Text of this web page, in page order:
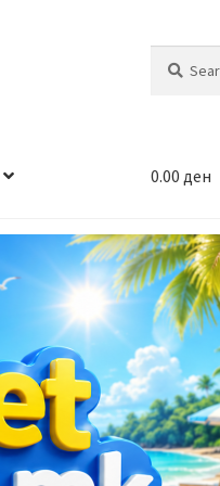
for:
0.00 ден